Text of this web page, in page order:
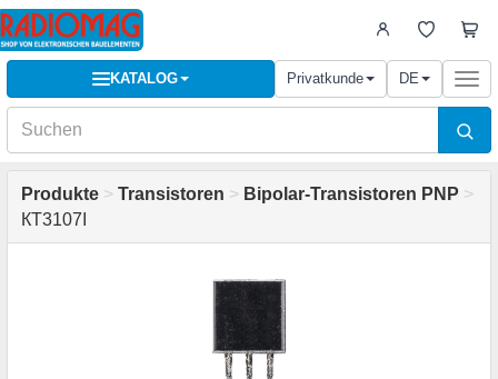
KATALOG Privatkunde DE
Produkte > Transistoren > Bipolar-Transistoren PNP >
КТ3107І